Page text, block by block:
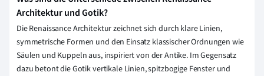
Architektur und Gotik?
Die Renaissance Architektur zeichnet sich durch klare Linien,
symmetrische Formen und den Einsatz klassischer Ordnungen wie
Säulen und Kuppeln aus, inspiriert von der Antike. Im Gegensatz
dazu betont die Gotik vertikale Linien, spitzbogige Fenster und